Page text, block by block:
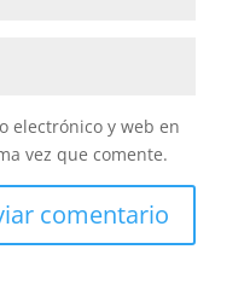
electrónico y web en
vez que comente.